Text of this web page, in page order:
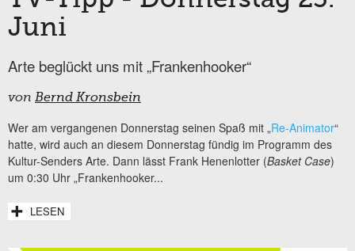
Juni
Arte beglückt uns mit „Frankenhooker“
von Bernd Kronsbein
Wer am vergangenen Donnerstag seinen Spaß mit „Re-Animator“
hatte, wird auch an diesem Donnerstag fündig im Programm des
Kultur-Senders Arte. Dann lässt Frank Henenlotter (Basket Case)
um 0:30 Uhr „Frankenhooker...
LESEN